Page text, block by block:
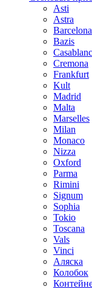
Asti
Astra
Barcelona
Bazis
Cremona
Frankfurt
Kult
Madrid
Malta
Marselles
Milan
Monaco
Nizza
Oxford
Parma
Rimini
Signum
Sophia
Tokio
Toscana
Vals
Vinci
Аляска
Колобок